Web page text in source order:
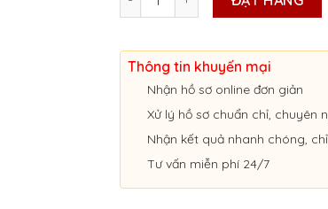
Thông tin khuyến mại
Nhận hồ sơ online đơn giản
Xử lý hồ sơ chuẩn chỉ, chuyên
Nhận kết quả nhanh chóng,
Tư vấn miễn phí 24/7